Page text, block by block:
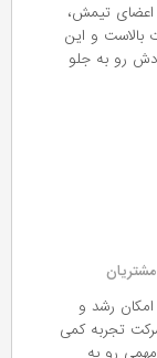
اعضای تیمش،
و این
رو به جلو
رشد و
تجربه کمی
رو به